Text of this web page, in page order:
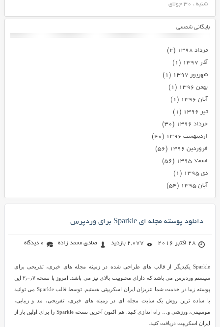
شنبه ، 30 جولای
بایگانی شمسی
مرداد ۱۳۹۸
(۲)
آذر ۱۳۹۷
(۱)
شهریور ۱۳۹۷
(۱)
بهمن ۱۳۹۶
(۱)
آبان ۱۳۹۶
(۱)
تیر ۱۳۹۶
(۱)
خرداد ۱۳۹۶
(۳۰)
اردیبهشت ۱۳۹۶
(۴۰)
فروردین ۱۳۹۶
(۵۶)
اسفند ۱۳۹۵
(۵۶)
دی ۱۳۹۵
(۱)
آبان ۱۳۹۵
(۵۴)
دانلود پوسته مجله ای Sparkle برای وردپرس
28 اکتبر 2016 2,077 بازدید صادق محمد زاده 0 دیدگاه
Sparkle یکیدیگر از قالب های طراحی شده در زمینه مجله های خبری، تفریحی برای
سیستم وردپرس می باشد که دارای محبوبیت بالای نیز می باشد. امروز با نسخه ۲٫۰٫۷ این
پوسته زیبا در خدمت شما عزیزان ایران اسکریپتی هستیم. توسط قالب Sparkle می توانید
با ساده ترین روش یک سایت مجله ای در زمینه های خبری، تفریحی، مد و زیبایی،
موسیقی، ورزشی و… راه اندازی کنید. هم اکنون آخرین نسخه Sparkle را برای اولین بار از
ایران اسکریپت دریافت کنید.